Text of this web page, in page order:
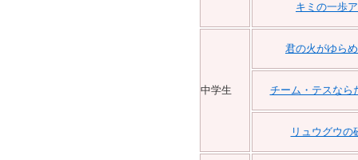
キミの一歩
中学生
君の火がゆら
チーム・テスなら
リュウグウの